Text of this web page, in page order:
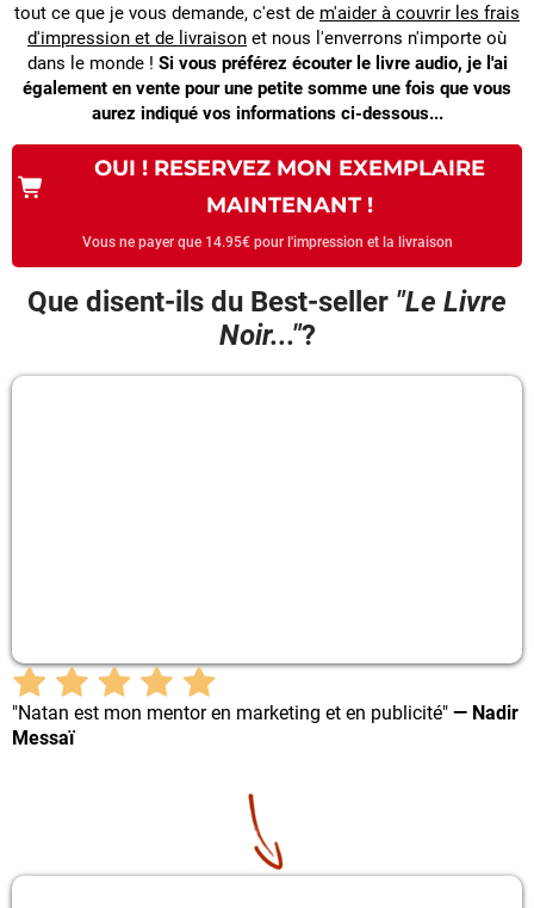
tout ce que je vous demande, c'est de m'aider à couvrir les frais
d'impression et de livraison et nous l'enverrons n'importe où
dans le monde ! Si vous préférez écouter le livre audio, je l'ai
également en vente pour une petite somme une fois que vous
aurez indiqué vos informations ci-dessous...
OUI ! RESERVEZ MON EXEMPLAIRE
MAINTENANT !
Vous ne payer que 14.95€ pour l'impression et la livraison
Que disent-ils du Best-seller "Le Livre
Noir..."?
"Natan est mon mentor en marketing et en publicité" — Nadir
Messaï